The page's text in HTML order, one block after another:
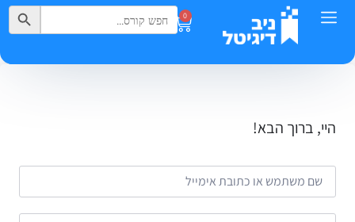
0
Search
for:
Search Button
היי, ברוך הבא!